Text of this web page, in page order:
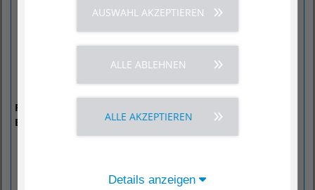
Einen entsprechenden medizinischen Bericht in einer
speichern, ausfüllen, Änderungen speichern und an uns
Folgende optionale Informationen können für die
Einschätzung ebenfalls ausschlaggebend sein:
Chirurgie-Bericht, falls eine Operation durchgeführt
AUSWAHL AKZEPTIEREN
ALLE ABLEHNEN
ALLE AKZEPTIEREN
Details anzeigen